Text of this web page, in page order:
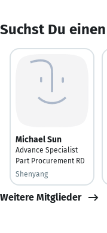
Suchst Du
Michael Sun
Advance Specialist
Part Procurement RD
Shenyang
Weitere Mitglieder